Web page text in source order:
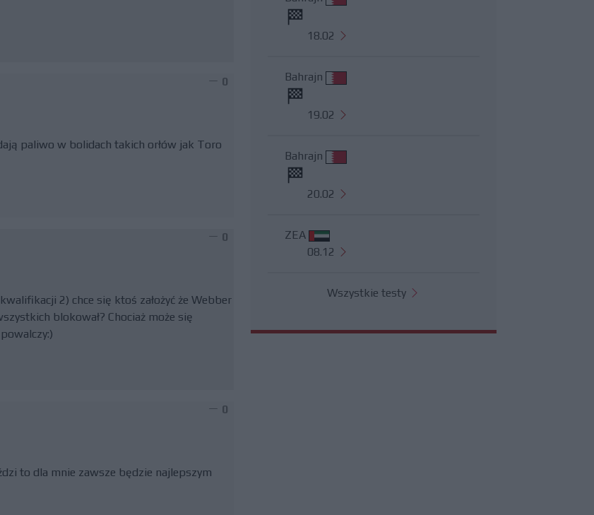
0
paliwo w bolidach takich orłów jak Toro
0
2) chce się ktoś założyć że Webber
blokował? Chociaż może się
0
to dla mnie zawsze będzie najlepszym
18.02
Bahrajn
19.02
Bahrajn
20.02
ZEA
08.12
Wszystkie testy